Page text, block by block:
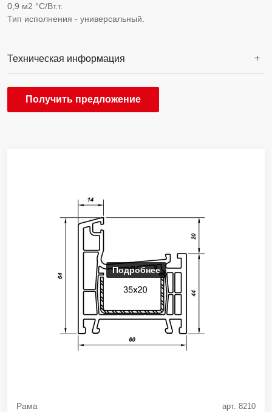
0,9 м2 °С/Вт.т.
Тип исполнения - универсальный.
Техническая информация
Получить предложение
Подробнее
Рама арт. 8210